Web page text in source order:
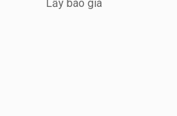
Lấy báo giá